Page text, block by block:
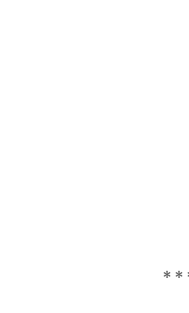
* *